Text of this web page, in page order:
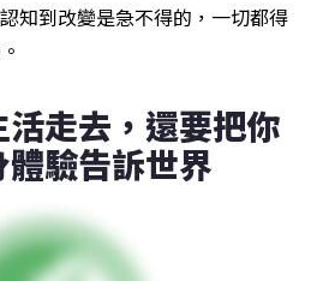
知到改變是急不得的，一切都得
走去，還要把你
驗告訴世界